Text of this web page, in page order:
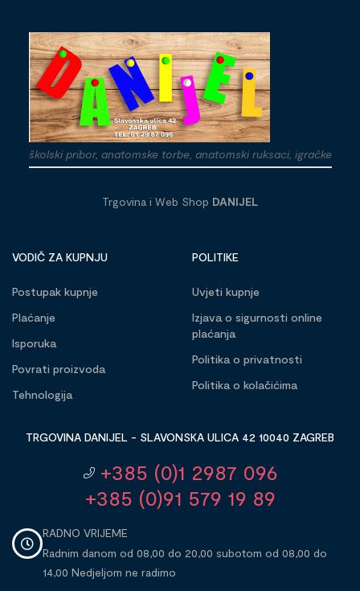
školski pribor, anatomske torbe, anatomski ruksaci, igračke
Trgovina i Web Shop DANIJEL
VODIČ ZA KUPNJU
Postupak kupnje
Plaćanje
Isporuka
Povrati proizvoda
Tehnologija
POLITIKE
Uvjeti kupnje
Izjava o sigurnosti online
plaćanja
Politika o privatnosti
Politika o kolačićima
TRGOVINA DANIJEL - SLAVONSKA ULICA 42 10040 ZAGREB
+385 (0)1 2987 096
+385 (0)91 579 19 89
RADNO VRIJEME
Radnim danom od 08,00 do 20,00 subotom od 08,00 do
14,00 Nedjeljom ne radimo